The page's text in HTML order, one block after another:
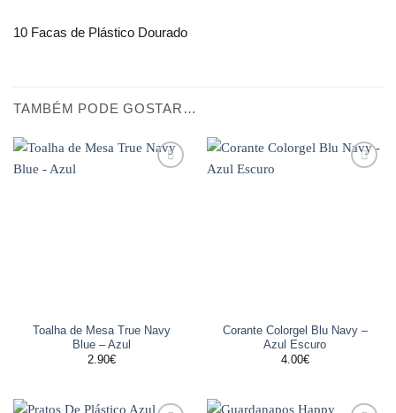
10 Facas de Plástico Dourado
TAMBÉM PODE GOSTAR…
Toalha de Mesa True Navy
Blue – Azul
2.90€
Corante Colorgel Blu Navy –
Azul Escuro
4.00€